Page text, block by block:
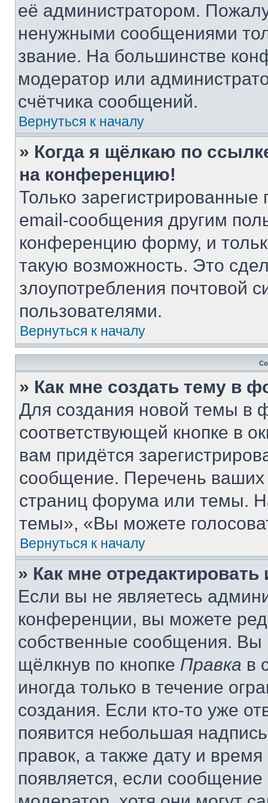
её администратором.
ненужными сообщениями
звание. На большинстве
модератор или
счётчика сообщений.
Вернуться к началу
» Когда я щёлкаю по
на конференцию!
Только зарегистрированные
email-сообщения другим
конференцию форму, и
такую возможность. Это
злоупотребления почтовой
пользователями.
Вернуться к началу
» Как мне создать тему в
Для создания новой темы в
соответствующей кнопке в
вам придётся
сообщение. Перечень ваших
страниц форума или темы.
темы», «Вы можете
Вернуться к началу
» Как мне
Если вы не являетесь
конференции, вы можете
собственные сообщения. Вы
щёлкнув по кнопке Правка в
иногда только в течение
создания. Если кто-то уже
появится небольшая
правок, а также дату и
появляется, если